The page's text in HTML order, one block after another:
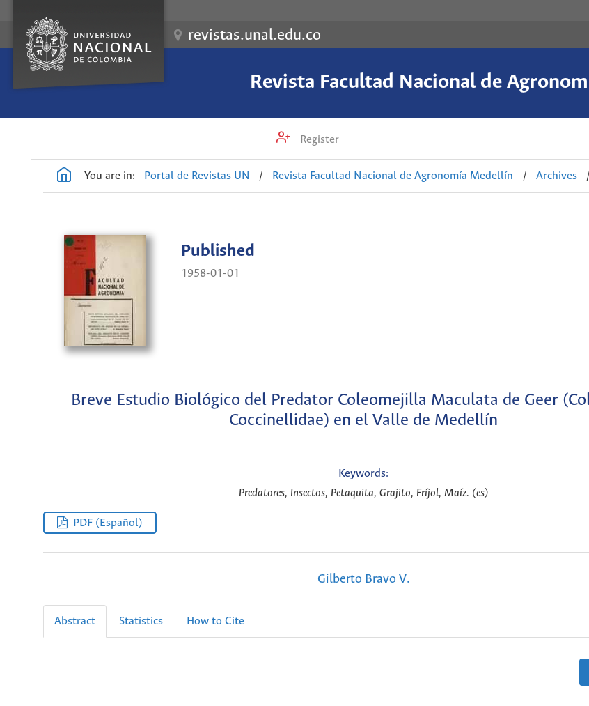
revistas.unal.edu.co
Revista Facultad Nacional de
Register
You are in: Portal de Revistas UN / Revista Facultad Nacional de Agronomía Medellín / Archives /
Published
1958-01-01
Breve Estudio Biológico del Predator Coleomejilla Maculata de Geer
Coccinellidae) en el Valle de Medellín
Keywords:
Predatores, Insectos, Petaquita, Grajito, Fríjol, Maíz. (es)
PDF (Español)
Gilberto Bravo V.
Abstract Statistics How to Cite